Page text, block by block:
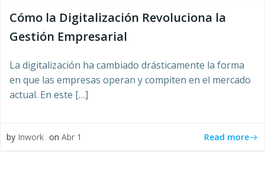
Cómo la Digitalización Revoluciona la
Gestión Empresarial
La digitalización ha cambiado drásticamente la forma
en que las empresas operan y compiten en el mercado
actual. En este […]
by Inwork on Abr 1 Read more